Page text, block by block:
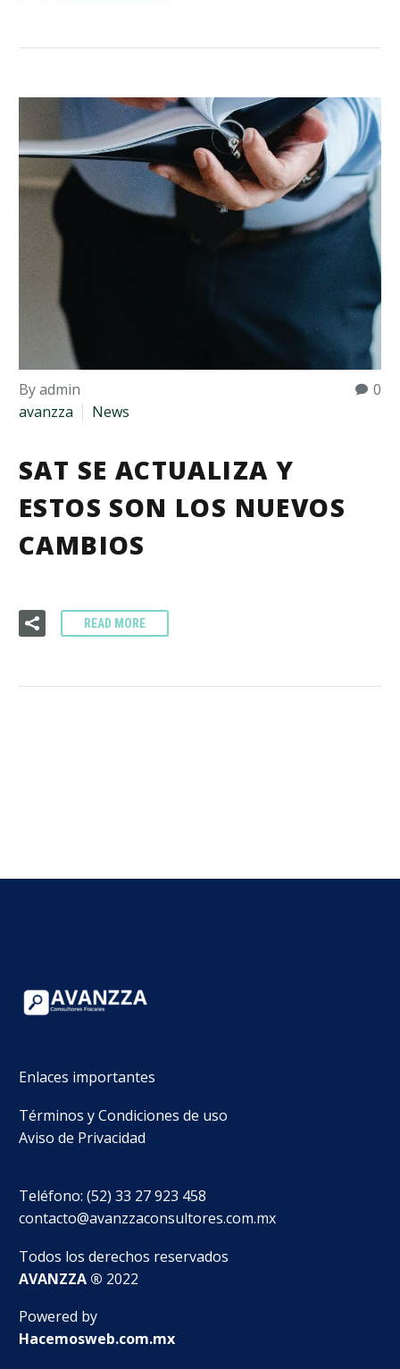
0
By admin
avanzza
News
SAT SE ACTUALIZA Y
ESTOS SON LOS NUEVOS
CAMBIOS
READ MORE
Enlaces importantes
Términos y Condiciones de uso
Aviso de Privacidad
Teléfono: (52) 33 27 923 458
contacto@avanzzaconsultores.com.mx
Todos los derechos reservados
AVANZZA ® 2022
Powered by
Hacemosweb.com.mx